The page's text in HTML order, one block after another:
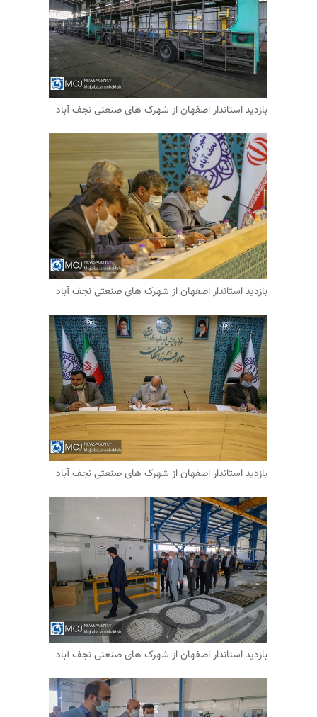
بازدید استاندار اصفهان از شهرک های صنعتی نجف آباد
بازدید استاندار اصفهان از شهرک های صنعتی نجف آباد
بازدید استاندار اصفهان از شهرک های صنعتی نجف آباد
بازدید استاندار اصفهان از شهرک های صنعتی نجف آباد